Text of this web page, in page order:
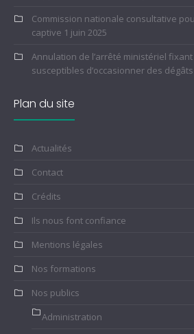
Commission nationale consultative
captive 1 juin 2025
Annulation de l’arrêté ministériel
susceptibles d’occasionner des dégâts
Plan du site
Actualités
Contact
Crédits
Ils nous font confiance
Mentions légales
Nos formations
Nos publics
Administration